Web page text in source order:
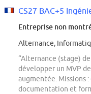
Entreprise non
Alternance,
“Alternance (stage)
développer un MVP
augmentée. Missions
documentation et